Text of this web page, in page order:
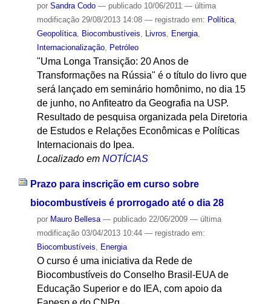
por Sandra Codo — publicado10/06/2011 — última
modificação29/08/2013 14:08 — registrado em: Política,
Geopolítica, Biocombustíveis Livros Energia,
Internacionalização, Petróleo
"Uma Longa Transição: 20 Anos de
Transformações na Rússia" é o título do livro que
será lançado em seminário homônimo, no dia 15
de junho, no Anfiteatro da Geografia na USP.
Resultado de pesquisa organizada pela Diretoria
de Estudos e Relações Econômicas e Políticas
Internacionais do Ipea.
Localizado em NOTÍCIAS
Prazo para inscrição em curso sobre
biocombustíveis é prorrogado até o dia 28
por Mauro Bellesa — publicado22/06/2009 — última
modificação03/04/2013 10:44 — registrado em:
Biocombustíveis, Energia
O curso é uma iniciativa da Rede de
Biocombustíveis do Conselho Brasil-EUA de
Educação Superior e do IEA, com apoio da